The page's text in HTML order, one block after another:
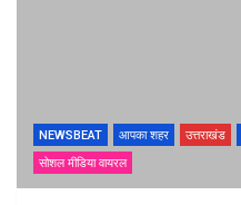
NEWSBEAT आपका शहर उत्तराखंड
सोशल मीडिया वायरल